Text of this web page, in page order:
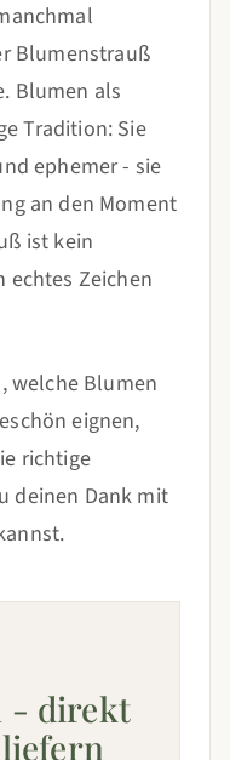
Blumenstrauß
Blumen als
Tradition: Sie
ephemer - sie
an den Moment
ist kein
echtes Zeichen
welche Blumen
eignen,
richtige
deinen Dank mit
- direkt